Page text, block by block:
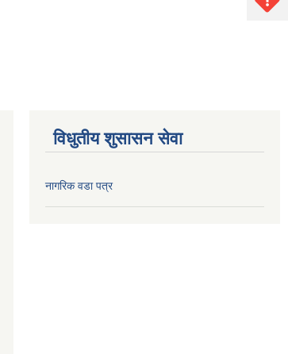
विधुतीय शुसासन सेवा
नागरिक वडा पत्र